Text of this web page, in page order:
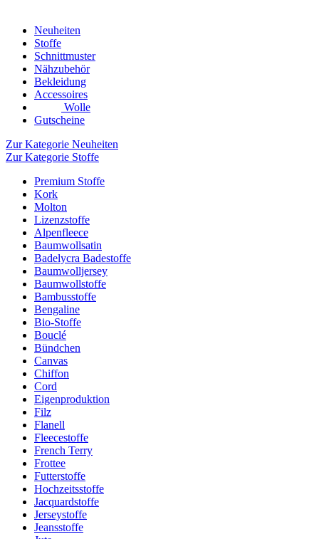
Neuheiten
Stoffe
Schnittmuster
Nähzubehör
Bekleidung
Accessoires
Wolle
Gutscheine
Zur Kategorie Neuheiten
Zur Kategorie Stoffe
Premium Stoffe
Kork
Molton
Lizenzstoffe
Alpenfleece
Baumwollsatin
Badelycra Badestoffe
Baumwolljersey
Baumwollstoffe
Bambusstoffe
Bengaline
Bio-Stoffe
Bouclé
Bündchen
Canvas
Chiffon
Cord
Eigenproduktion
Filz
Flanell
Fleecestoffe
French Terry
Frottee
Futterstoffe
Hochzeitsstoffe
Jacquardstoffe
Jerseystoffe
Jeansstoffe